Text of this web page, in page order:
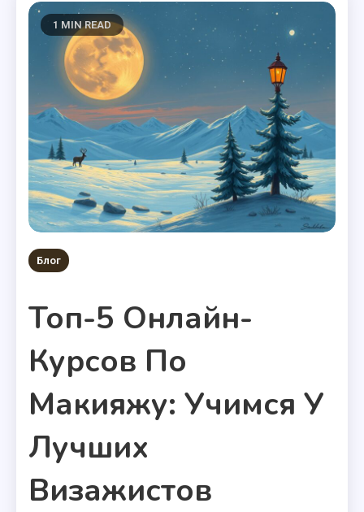
1 MIN READ
Блог
Топ-5 Онлайн-
Курсов По
Макияжу: Учимся У
Лучших
Визажистов